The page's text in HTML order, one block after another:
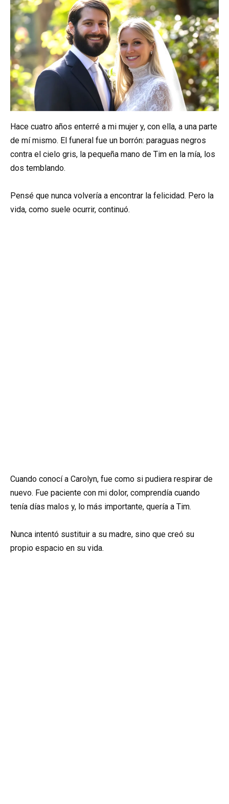
Hace cuatro años enterré a mi mujer y, con ella, a una parte
de mí mismo. El funeral fue un borrón: paraguas negros
contra el cielo gris, la pequeña mano de Tim en la mía, los
dos temblando.
Pensé que nunca volvería a encontrar la felicidad. Pero la
vida, como suele ocurrir, continuó.
Cuando conocí a Carolyn, fue como si pudiera respirar de
nuevo. Fue paciente con mi dolor, comprendía cuando
tenía días malos y, lo más importante, quería a Tim.
Nunca intentó sustituir a su madre, sino que creó su
propio espacio en su vida.